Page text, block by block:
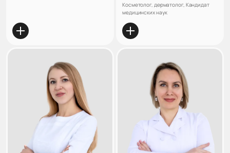
Косметолог, дерматолог, Кандидат
медицинских наук